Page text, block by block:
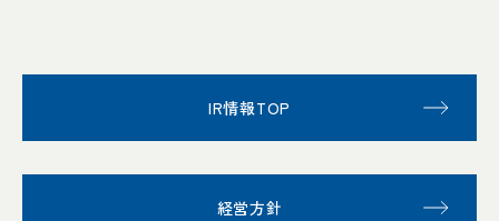
IR情報TOP
経営方針